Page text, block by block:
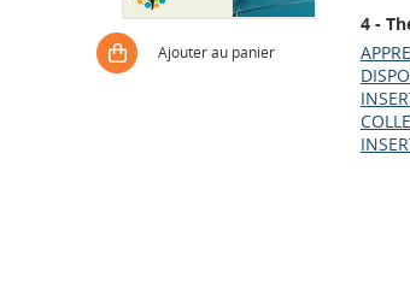
Ajouter au panier
4 -